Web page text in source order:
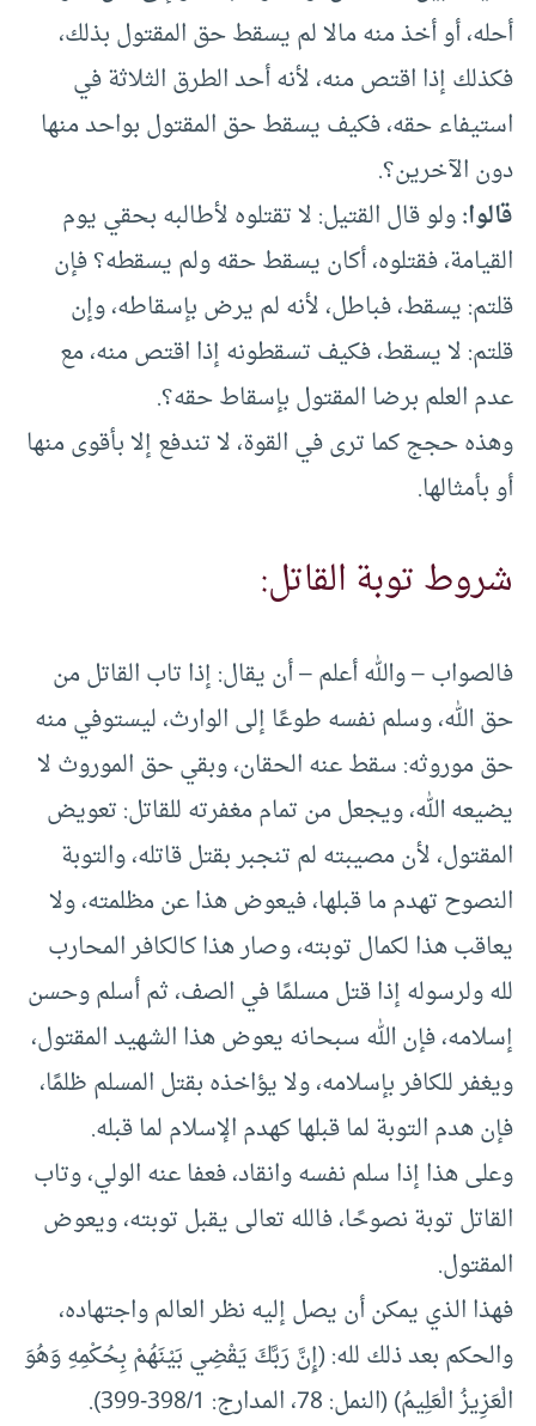
أحله، أو أخذ منه مالا لم يسقط حق المقتول بذلك،
فكذلك إذا اقتص منه، لأنه أحد الطرق الثلاثة في
استيفاء حقه، فكيف يسقط حق المقتول بواحد منها
دون الآخرين؟.
قالوا:ولو قال القتيل: لا تقتلوه لأطالبه بحقي يوم
القيامة، فقتلوه، أكان يسقط حقه ولم يسقطه؟ فإن
قلتم: يسقط، فباطل، لأنه لم يرض بإسقاطه، وإن
قلتم: لا يسقط، فكيف تسقطونه إذا اقتص منه، مع
عدم العلم برضا المقتول بإسقاط حقه؟.
وهذه حجج كما ترى في القوة، لا تندفع إلا بأقوى منها
أو بأمثالها.
شروط توبة القاتل:
فالصواب – والله أعلم – أن يقال: إذا تاب القاتل من
حق الله، وسلم نفسه طوعًا إلى الوارث، ليستوفي منه
حق موروثه: سقط عنه الحقان، وبقي حق الموروث لا
يضيعه الله، ويجعل من تمام مغفرته للقاتل: تعويض
المقتول، لأن مصيبته لم تنجبر بقتل قاتله، والتوبة
النصوح تهدم ما قبلها، فيعوض هذا عن مظلمته، ولا
يعاقب هذا لكمال توبته، وصار هذا كالكافر المحارب
لله ولرسوله إذا قتل مسلمًا في الصف، ثم أسلم وحسن
إسلامه، فإن الله سبحانه يعوض هذا الشهيد المقتول،
ويغفر للكافر بإسلامه، ولا يؤاخذه بقتل المسلم ظلمًا،
فإن هدم التوبة لما قبلها كهدم الإسلام لما قبله.
وعلى هذا إذا سلم نفسه وانقاد، فعفا عنه الولي، وتاب
القاتل توبة نصوحًا، فالله تعالى يقبل توبته، ويعوض
المقتول.
فهذا الذي يمكن أن يصل إليه نظر العالم واجتهاده،
والحكم بعد ذلك لله: (إِنَّ رَبَّكَ يَقْضِي بَيْنَهُمْ بِحُكْمِهِ وَهُوَ
الْعَزِيزُ الْعَلِيمُ) (النمل: 78، المدارج: 398/1-399).